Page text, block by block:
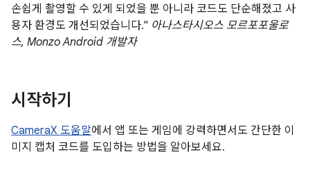
손쉽게 촬영할 수 있게 되었을 뿐 아니라 코드도 단순해졌고 사
용자 환경도 개선되었습니다." 아나스타시오스 모르포포울로
스, Monzo Android 개발자
시작하기
CameraX 도움말에서 앱 또는 게임에 강력하면서도 간단한 이
미지 캡처 코드를 도입하는 방법을 알아보세요.